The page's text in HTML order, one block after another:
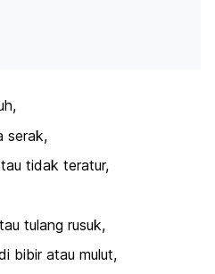
serak,
tidak teratur,
tulang rusuk,
bibir atau mulut,